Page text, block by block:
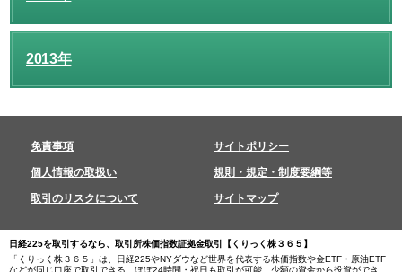
2013年
免責事項 サイトポリシー
個人情報の取扱い 規則・規定・制度要綱等
取引のリスクについて サイトマップ
日経225を取引するなら、取引所株価指数証拠金取引【くりっく株３６５】
「くりっく株３６５」は、日経225やNYダウなど世界を代表する株価指数や金ETF・原油ETF
などが同じ口座で取引できる、ほぼ24時間・祝日も取引が可能、少額の資金から投資ができ